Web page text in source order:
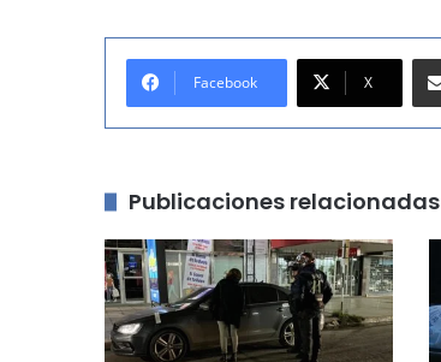
Facebook X
Publicaciones relacionadas